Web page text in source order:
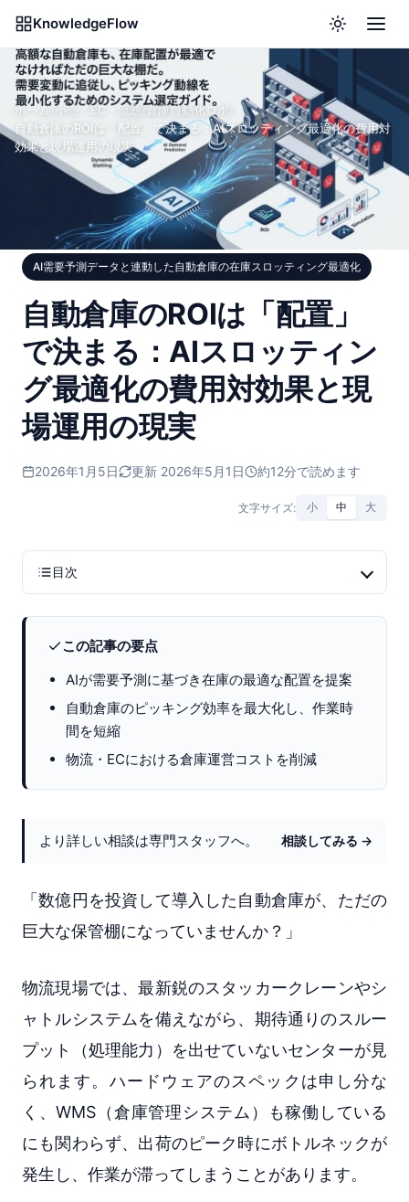
KnowledgeFlow
ホーム/小売・EC・流通 /倉庫自動化ロボ
自動倉庫のROIは「配置」で決まる：AIスロッティング最適化の費用対
効果と現場運用の現実
AI需要予測データと連動した自動倉庫の在庫スロッティング最適化
自動倉庫のROIは「配置」
で決まる：AIスロッティン
グ最適化の費用対効果と現
場運用の現実
2026年1月5日 更新 2026年5月1日 約12分で読めます
文字サイズ: 小 中 大
目次
この記事の要点
AIが需要予測に基づき在庫の最適な配置を提案
自動倉庫のピッキング効率を最大化し、作業時
間を短縮
物流・ECにおける倉庫運営コストを削減
より詳しい相談は専門スタッフへ。 相談してみる →
「数億円を投資して導入した自動倉庫が、ただの
巨大な保管棚になっていませんか？」
物流現場では、最新鋭のスタッカークレーンやシ
ャトルシステムを備えながら、期待通りのスルー
プット（処理能力）を出せていないセンターが見
られます。ハードウェアのスペックは申し分な
く、WMS（倉庫管理システム）も稼働している
にも関わらず、出荷のピーク時にボトルネックが
発生し、作業が滞ってしまうことがあります。